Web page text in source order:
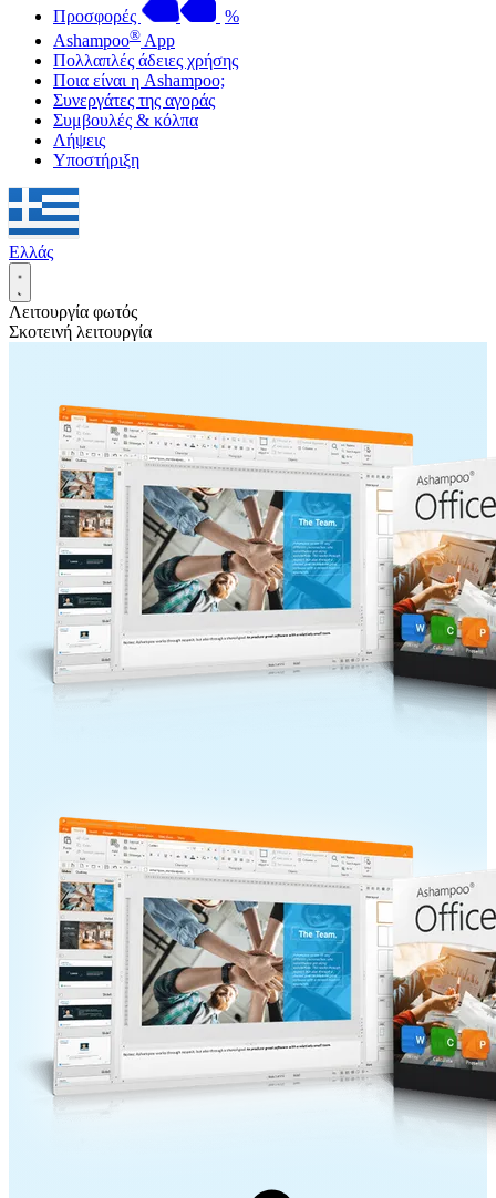
Προσφορές
%
Ashampoo® App
Πολλαπλές άδειες χρήσης
Ποια είναι η Ashampoo;
Συνεργάτες της αγοράς
Συμβουλές & κόλπα
Λήψεις
Υποστήριξη
Ελλάς
Λειτουργία φωτός
Σκοτεινή λειτουργία